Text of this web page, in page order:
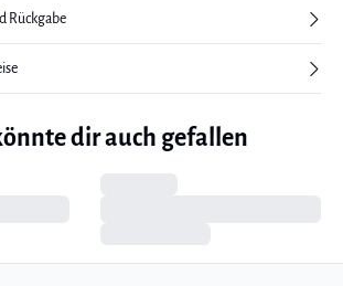
Rückgabe
dir auch gefallen